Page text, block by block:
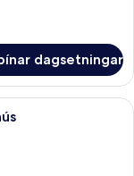
dagsetningar
með